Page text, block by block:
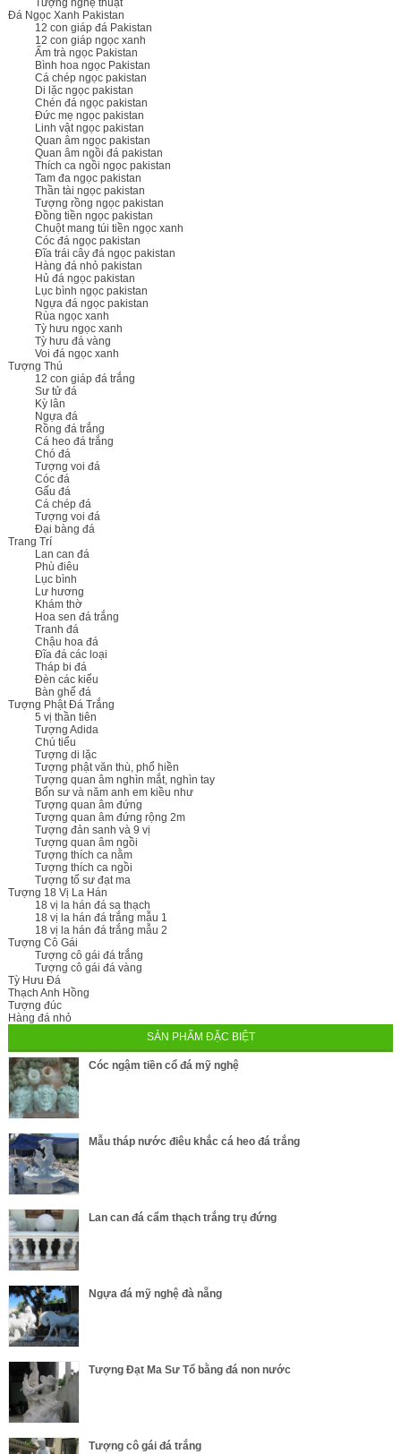
Tượng nghệ thuật
Đá Ngọc Xanh Pakistan
12 con giáp đá Pakistan
12 con giáp ngọc xanh
Ấm trà ngọc Pakistan
Bình hoa ngọc Pakistan
Cá chép ngọc pakistan
Di lặc ngọc pakistan
Chén đá ngọc pakistan
Đức mẹ ngọc pakistan
Linh vật ngọc pakistan
Quan âm ngọc pakistan
Quan âm ngồi đá pakistan
Thích ca ngồi ngọc pakistan
Tam đa ngọc pakistan
Thần tài ngọc pakistan
Tượng rồng ngọc pakistan
Đồng tiền ngọc pakistan
Chuột mang túi tiền ngọc xanh
Cóc đá ngọc pakistan
Đĩa trái cây đá ngọc pakistan
Hàng đá nhỏ pakistan
Hủ đá ngọc pakistan
Lục bình ngọc pakistan
Ngựa đá ngọc pakistan
Rùa ngọc xanh
Tỳ hưu ngọc xanh
Tỳ hưu đá vàng
Voi đá ngọc xanh
Tượng Thú
12 con giáp đá trắng
Sư tử đá
Kỳ lân
Ngựa đá
Rồng đá trắng
Cá heo đá trắng
Chó đá
Tượng voi đá
Cóc đá
Gấu đá
Cá chép đá
Tượng voi đá
Đại bàng đá
Trang Trí
Lan can đá
Phù điêu
Lục bình
Lư hương
Khám thờ
Hoa sen đá trắng
Tranh đá
Chậu hoa đá
Đĩa đá các loại
Tháp bi đá
Đèn các kiểu
Bàn ghế đá
Tượng Phật Đá Trắng
5 vị thần tiên
Tượng Adida
Chú tiểu
Tượng di lặc
Tượng phật văn thù, phổ hiền
Tượng quan âm nghìn mắt, nghìn tay
Bổn sư và năm anh em kiều như
Tượng quan âm đứng
Tượng quan âm đứng rộng 2m
Tượng đản sanh và 9 vị
Tượng quan âm ngồi
Tượng thích ca nằm
Tượng thích ca ngồi
Tượng tổ sư đạt ma
Tượng 18 Vị La Hán
18 vị la hán đá sa thạch
18 vị la hán đá trắng mẫu 1
18 vị la hán đá trắng mẫu 2
Tượng Cô Gái
Tượng cô gái đá trắng
Tượng cô gái đá vàng
Tỳ Hưu Đá
Thạch Anh Hồng
Tượng đúc
Hàng đá nhỏ
SẢN PHẨM ĐẶC BIỆT
Cóc ngậm tiền cổ đá mỹ nghệ
Mẫu tháp nước điêu khắc cá heo đá trắng
Lan can đá cẩm thạch trắng trụ đứng
Ngựa đá mỹ nghệ đà nẵng
Tượng Đạt Ma Sư Tổ bằng đá non nước
Tượng cô gái đá trắng